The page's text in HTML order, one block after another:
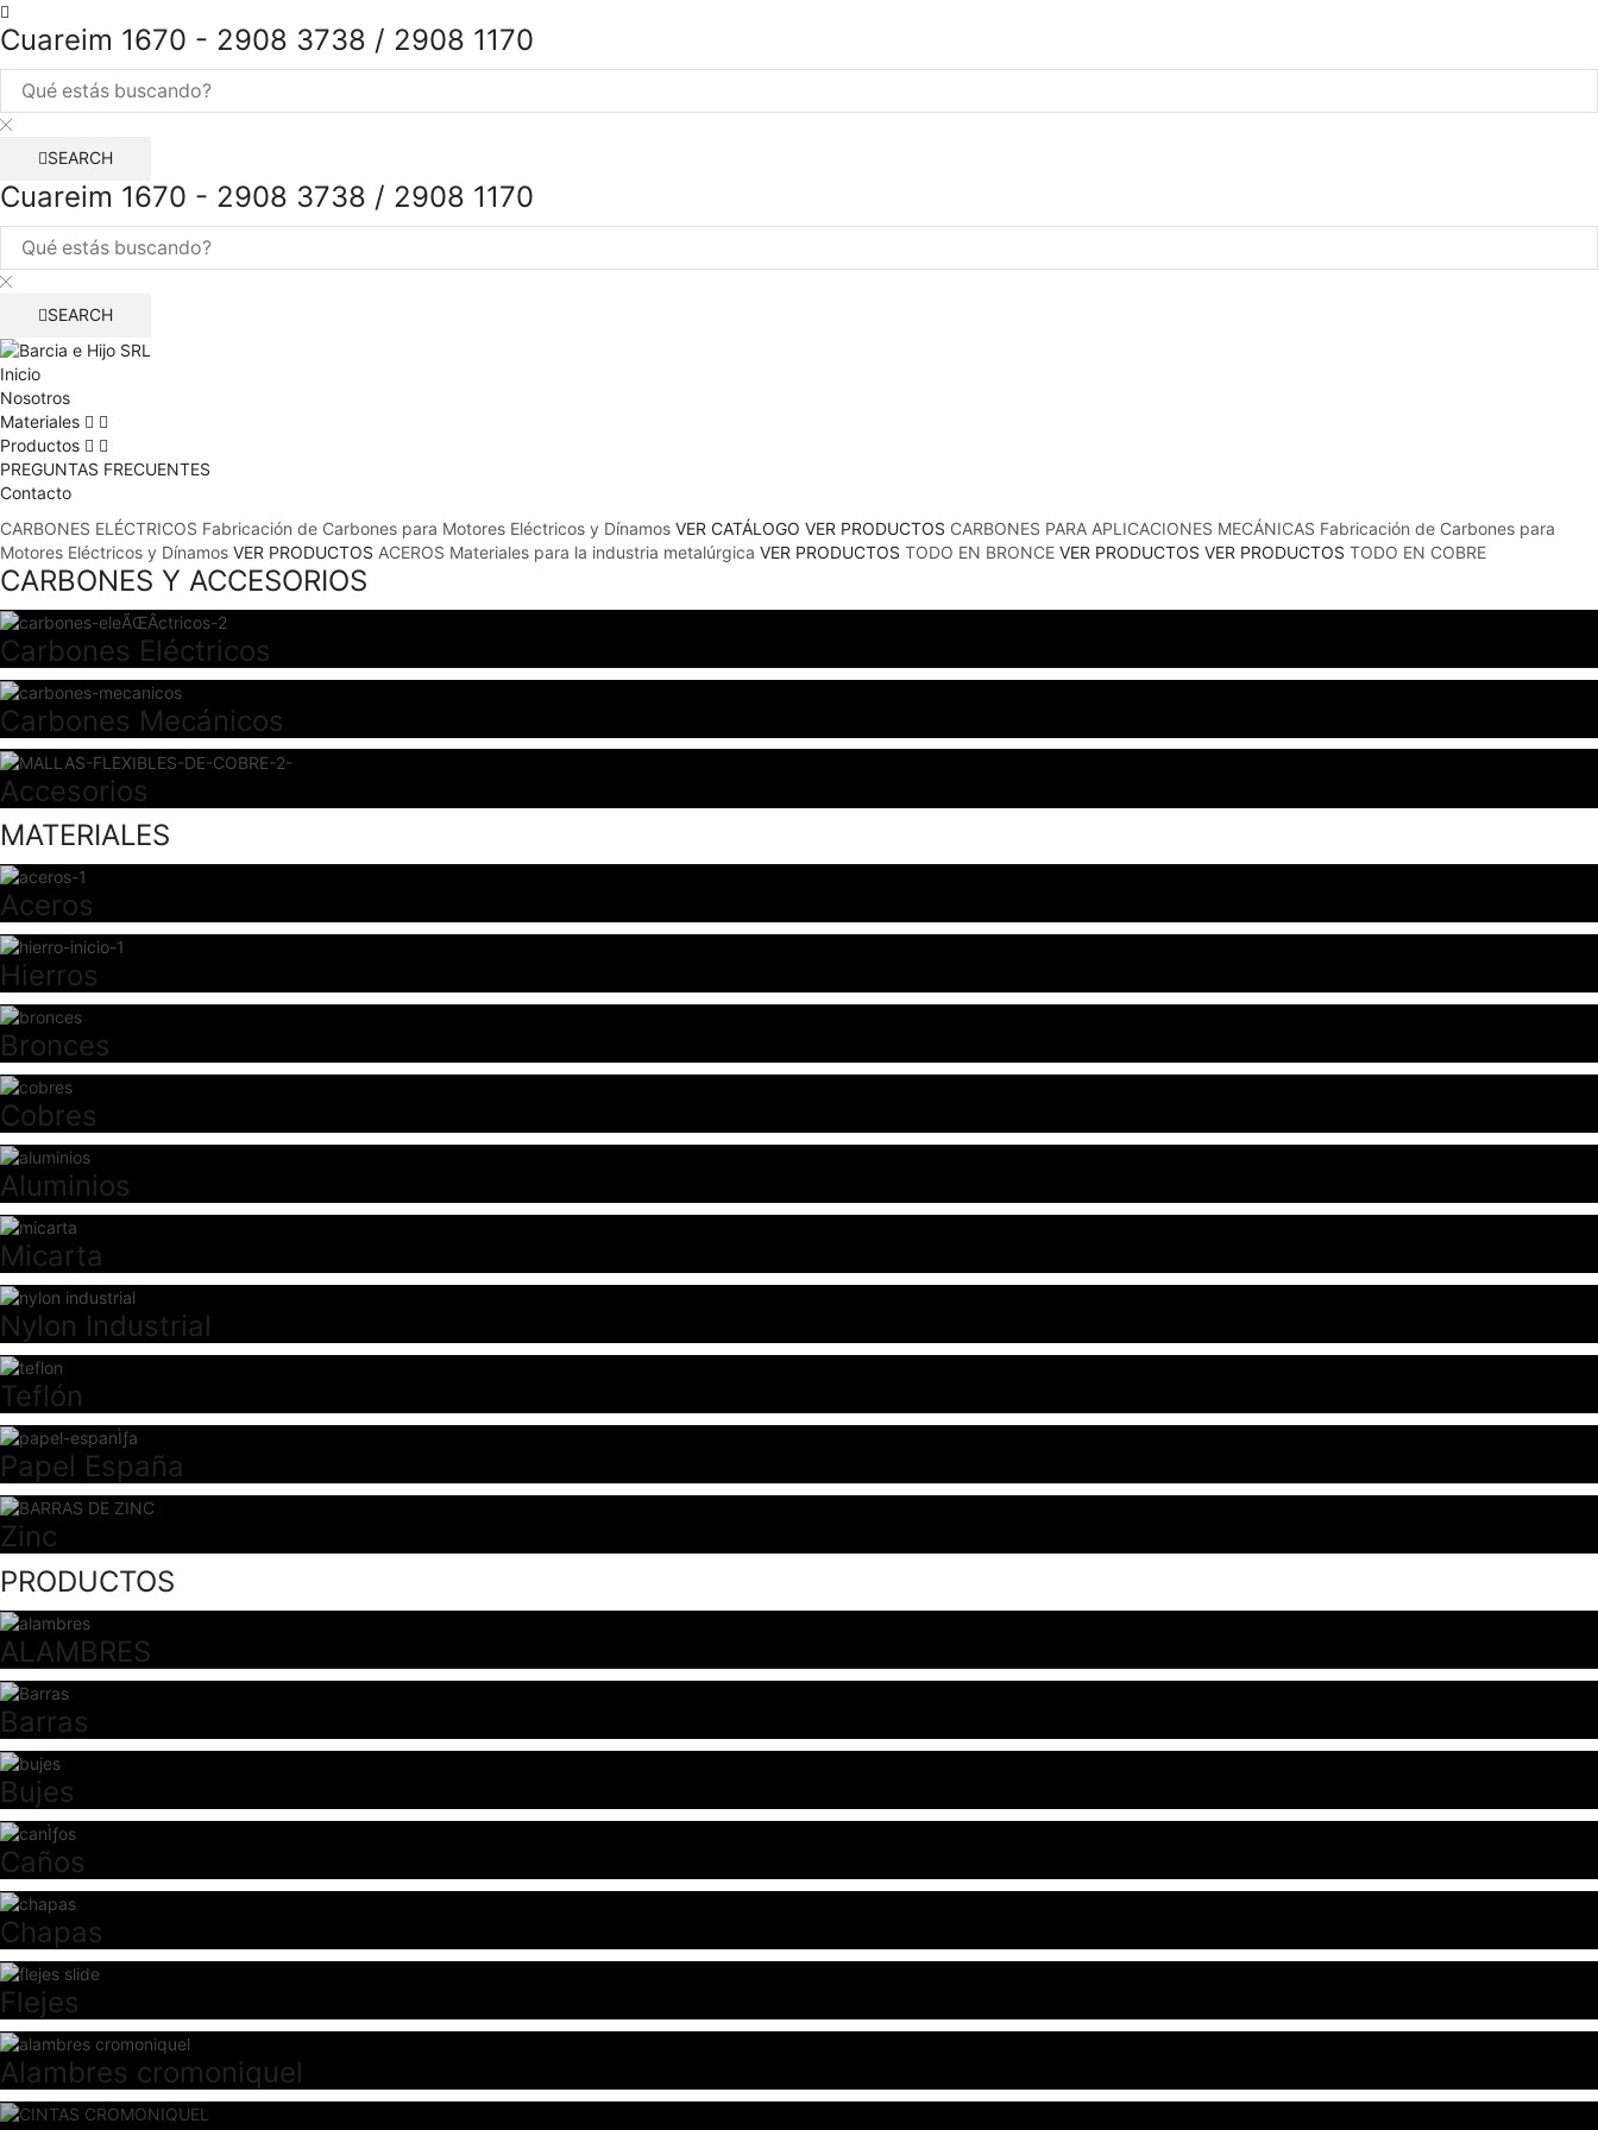
Cuareim 1670 - 2908 3738 / 2908 1170
SEARCH
Cuareim 1670 - 2908 3738 / 2908 1170
SEARCH
Inicio
Nosotros
Materiales
Productos
PREGUNTAS FRECUENTES
Contacto
CARBONES ELÉCTRICOS Fabricación de Carbones para Motores Eléctricos y Dínamos VER CATÁLOGO VER PRODUCTOS CARBONES PARA APLICACIONES MECÁNICAS Fabricación de Carbones para
Motores Eléctricos y Dínamos VER PRODUCTOS ACEROS Materiales para la industria metalúrgica VER PRODUCTOS TODO EN BRONCE VER PRODUCTOS VER PRODUCTOS TODO EN COBRE
CARBONES Y ACCESORIOS
Carbones Eléctricos
Carbones Mecánicos
Accesorios
MATERIALES
Aceros
Hierros
Bronces
Cobres
Aluminios
Micarta
Nylon Industrial
Teflón
Papel España
Zinc
PRODUCTOS
ALAMBRES
Barras
Bujes
Caños
Chapas
Flejes
Alambres cromoniquel